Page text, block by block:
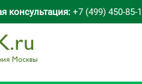
консультация: +7 (499) 450-85-